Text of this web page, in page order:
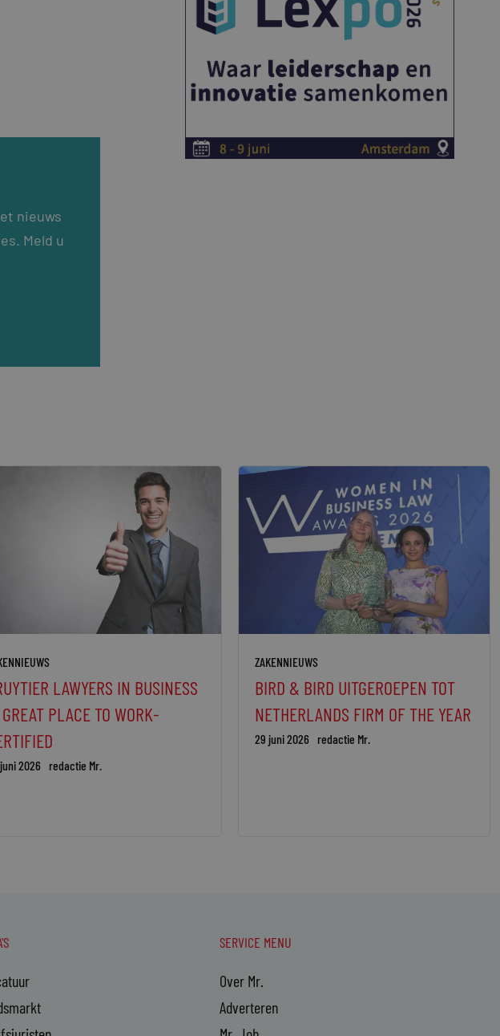
nieuws
Meld u
LAWYERS IN BUSINESS
PLACE TO WORK-
2026 redactie Mr.
ZAKENNIEUWS
BIRD & BIRD UITGEROEPEN TOT
NETHERLANDS FIRM OF THE YEAR
29 juni 2026 redactie Mr.
SERVICE MENU
Over Mr.
Adverteren